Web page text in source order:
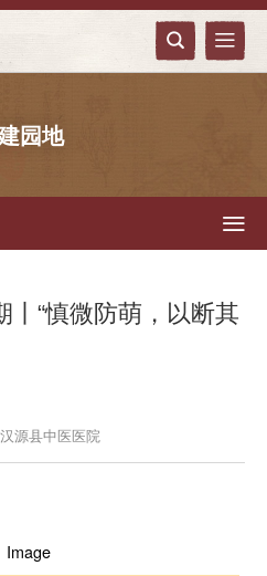
 
园地

丨“慎微防萌，以断其
源县中医医院